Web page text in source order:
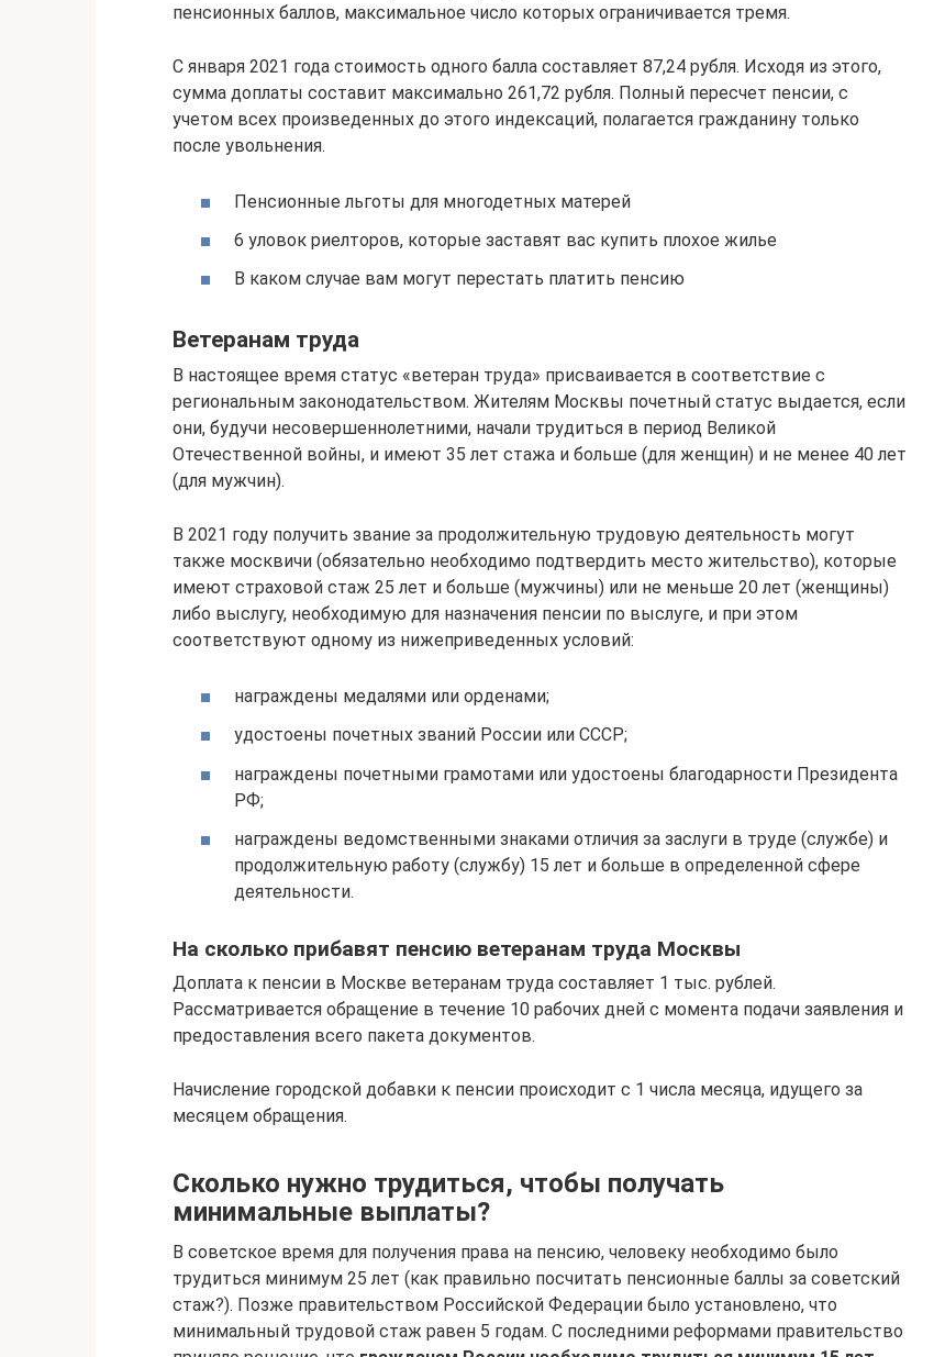
пенсионных баллов, максимальное число которых ограничивается тремя.
С января 2021 года стоимость одного балла составляет 87,24 рубля. Исходя из этого,
сумма доплаты составит максимально 261,72 рубля. Полный пересчет пенсии, с
учетом всех произведенных до этого индексаций, полагается гражданину только
после увольнения.
Пенсионные льготы для многодетных матерей
6 уловок риелторов, которые заставят вас купить плохое жилье
В каком случае вам могут перестать платить пенсию
Ветеранам труда
В настоящее время статус «ветеран труда» присваивается в соответствие с
региональным законодательством. Жителям Москвы почетный статус выдается, если
они, будучи несовершеннолетними, начали трудиться в период Великой
Отечественной войны, и имеют 35 лет стажа и больше (для женщин) и не менее 40 лет
(для мужчин).
В 2021 году получить звание за продолжительную трудовую деятельность могут
также москвичи (обязательно необходимо подтвердить место жительство), которые
имеют страховой стаж 25 лет и больше (мужчины) или не меньше 20 лет (женщины)
либо выслугу, необходимую для назначения пенсии по выслуге, и при этом
соответствуют одному из нижеприведенных условий:
награждены медалями или орденами;
удостоены почетных званий России или СССР;
награждены почетными грамотами или удостоены благодарности Президента
РФ;
награждены ведомственными знаками отличия за заслуги в труде (службе) и
продолжительную работу (службу) 15 лет и больше в определенной сфере
деятельности.
На сколько прибавят пенсию ветеранам труда Москвы
Доплата к пенсии в Москве ветеранам труда составляет 1 тыс. рублей.
Рассматривается обращение в течение 10 рабочих дней с момента подачи заявления и
предоставления всего пакета документов.
Начисление городской добавки к пенсии происходит с 1 числа месяца, идущего за
месяцем обращения.
Сколько нужно трудиться, чтобы получать
минимальные выплаты?
В советское время для получения права на пенсию, человеку необходимо было
трудиться минимум 25 лет (как правильно посчитать пенсионные баллы за советский
стаж?). Позже правительством Российской Федерации было установлено, что
минимальный трудовой стаж равен 5 годам. С последними реформами правительство